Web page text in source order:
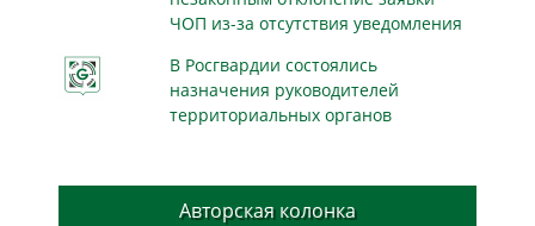
ЧОП из-за отсутствия уведомления
В Росгвардии состоялись
назначения руководителей
территориальных органов
Авторская колонка